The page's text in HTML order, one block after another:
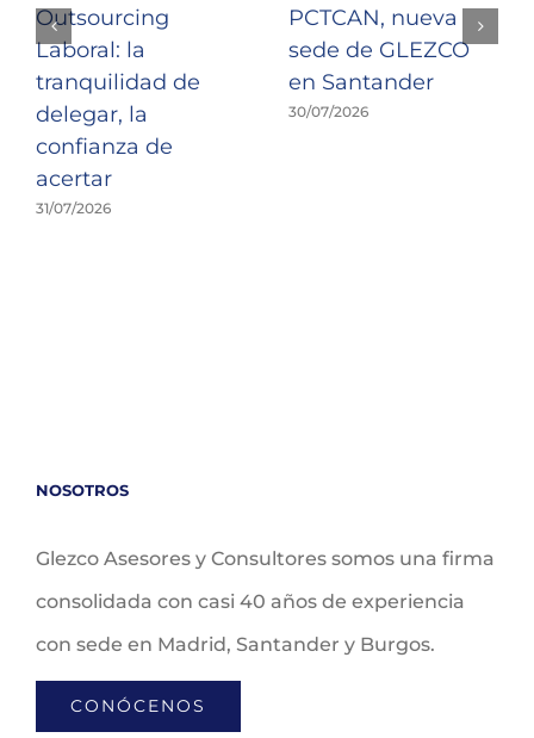
Outsourcing
Laboral: la
tranquilidad de
delegar, la
confianza de
acertar
31/07/2026
PCTCAN, nueva
sede de GLEZCO
en Santander
30/07/2026
NOSOTROS
Glezco Asesores y Consultores somos una firma
consolidada con casi 40 años de experiencia
con sede en Madrid, Santander y Burgos.
CONÓCENOS